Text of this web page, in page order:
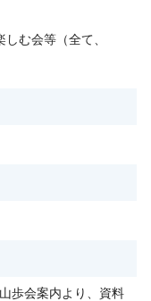
む会等（全て、
歩会案内より、資料